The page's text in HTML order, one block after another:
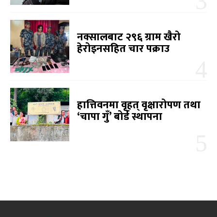
नक्सालबाट २९६ ग्राम खैरो
हेरोइनसहित चार पक्राउ
हात्तिवनमा वृहत् वृक्षारोपण तथा
‘चापा गुँ’ बोर्ड स्थापना